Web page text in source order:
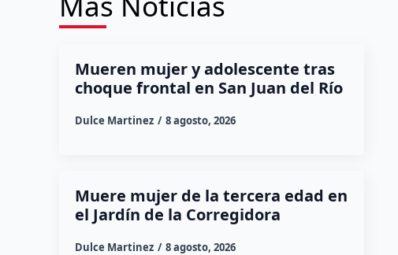
Mueren mujer y adolescente tras
choque frontal en San Juan del Río
Dulce Martinez 8 agosto, 2026
Muere mujer de la tercera edad en
el Jardín de la Corregidora
Dulce Martinez 8 agosto, 2026